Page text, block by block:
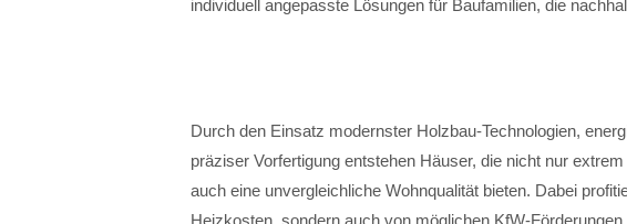
individuell angepasste Lösungen für Baufamilien, die
Durch den Einsatz modernster Holzbau-Technologien,
präziser Vorfertigung entstehen Häuser, die nicht nur
auch eine unvergleichliche Wohnqualität bieten. Dabei
Heizkosten, sondern auch von möglichen KfW-